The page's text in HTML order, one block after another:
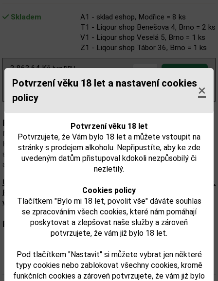
Potvrzení věku 18 let a nastavení cookies
policy
×
Potvrzení věku 18 let
Potvrzujete, že Vám bylo 18 let a můžete vstoupit na
stránky s prodejem alkoholu. Nepřipustíte, aby ke zde
uvedeným datům přistupoval kdokoli nezpůsobilý či
nezletilý.
Cookies policy
Tlačítkem "Bylo mi 18 let, povolit vše" dáváte souhlas
se zpracováním všech cookies, které nám pomáhají
poskytovat a zlepšovat naše služby a zároveň
potvrzujete, že vám již bylo 18 let.
Pod tlačítkem "Nastavit" si můžete vybrat jen některé
typy cookies nebo zablokovat všechny cookies, kromě
funkčních cookies a zároveň potvrzujete, že vám již bylo
Skladem
A1 - sklad eshop, Modřice = 8 ks
T1 - Liqour shop Benešova 4, Brno = 2 ks
V1 - Liqour shop Veselá 5, Brno = 1 ks
Z1 - Liqour shop Tábor 36, Brno = 1 ks
2 863,64 Kčbez DPH
3 465,00 Kčs DPH
Popis:
Netradiční balení kvalitní polské vodky obsažené v pušce
Kalashnikov AK-47 a granátu plněného likérem z výtažků ze
sušeného ovoce. K balení přísluší i sada 6-ti poldecových pohárků
a dřevěná bedna, ve které je celý set zabalen.
Upozorňujeme, že tento produkt může obsahovat alergeny.
Přesné složení a alergeny jsou k dispozici na obalu
výrobku. Zkontrolujte prosím před konzumací.
Parametry:
Objem obalu (L): 1,2